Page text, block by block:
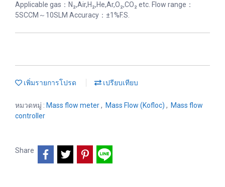
Applicable gas：N₂,Air,H₂,He,Ar,O₂,CO₂ etc. Flow range：
5SCCM～10SLM Accuracy：±1%F.S.
เพิ่มรายการโปรด เปรียบเทียบ
หมวดหมู่ : Mass flow meter, Mass Flow (Kofloc) , Mass flow
controller
Share